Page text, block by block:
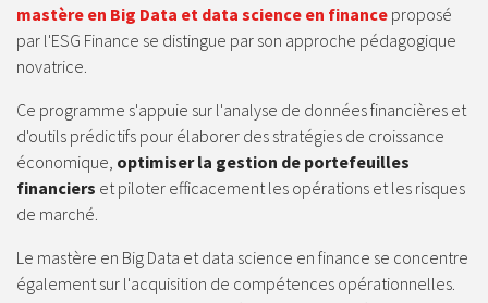
mastère en Big Data et data science en finance proposé
par l'ESG Finance se distingue par son approche pédagogique
novatrice.
Ce programme s'appuie sur l'analyse de données financières et
d'outils prédictifs pour élaborer des stratégies de croissance
économique, optimiser la gestion de portefeuilles
financiers et piloter efficacement les opérations et les risques
de marché.
Le mastère en Big Data et data science en finance se concentre
également sur l'acquisition de compétences opérationnelles.